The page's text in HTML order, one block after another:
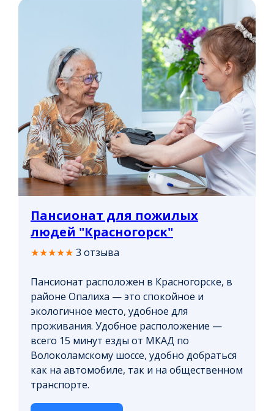
Пансионат для пожилых
людей "Красногорск"
★★★★★ 3 отзыва
Пансионат расположен в Красногорске, в
районе Опалиха — это спокойное и
экологичное место, удобное для
проживания. Удобное расположение —
всего 15 минут езды от МКАД по
Волоколамскому шоссе, удобно добраться
как на автомобиле, так и на общественном
транспорте.